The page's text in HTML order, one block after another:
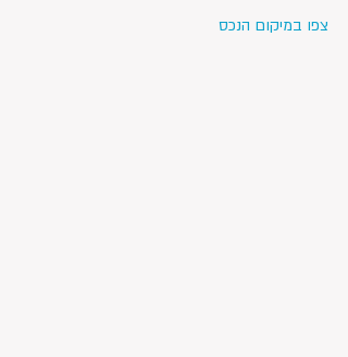
צפו במיקום הנכס